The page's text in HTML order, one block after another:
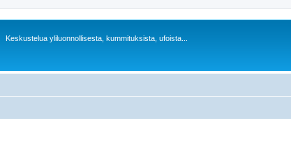
Keskustelua yliluonnollisesta, kummituksista, ufoista...